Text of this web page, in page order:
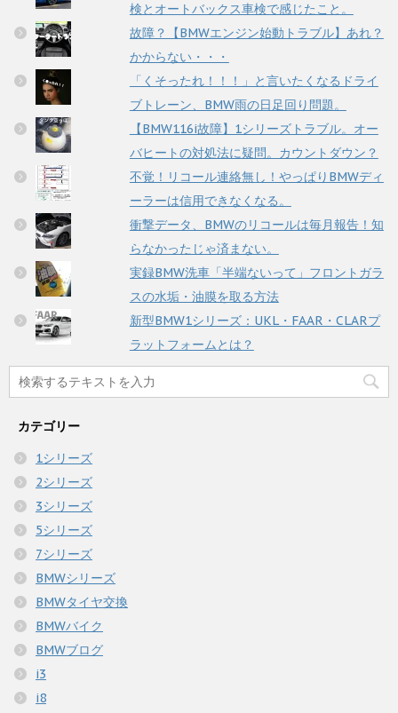
検とオートバックス車検で感じたこと。
故障？【BMWエンジン始動トラブル】あれ？
かからない・・・
「くそったれ！！！」と言いたくなるドライ
ブトレーン、BMW雨の日足回り問題。
【BMW116i故障】1シリーズトラブル。オー
バヒートの対処法に疑問。カウントダウン？
不覚！リコール連絡無し！やっぱりBMWディ
ーラーは信用できなくなる。
衝撃データ、BMWのリコールは毎月報告！知
らなかったじゃ済まない。
実録BMW洗車「半端ないって」フロントガラ
スの水垢・油膜を取る方法
新型BMW1シリーズ：UKL・FAAR・CLARプ
ラットフォームとは？
カテゴリー
1シリーズ
2シリーズ
3シリーズ
5シリーズ
7シリーズ
BMWシリーズ
BMWタイヤ交換
BMWバイク
BMWブログ
i3
i8